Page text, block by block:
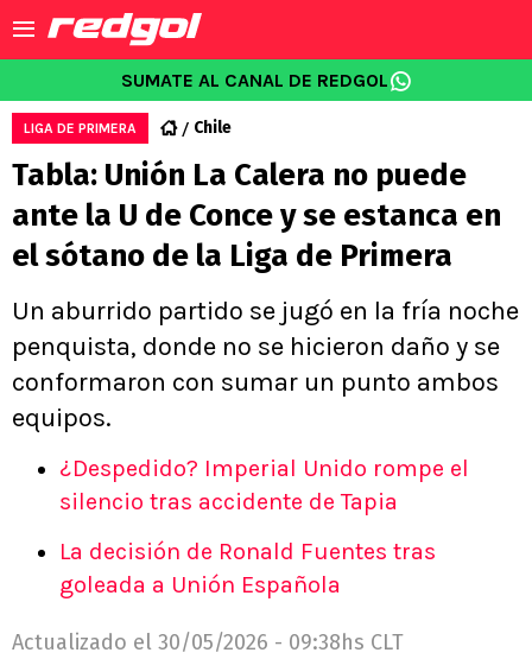
SUMATE AL CANAL DE REDGOL
LIGA DE PRIMERA Chile
Tabla: Unión La Calera no puede
ante la U de Conce y se estanca en
el sótano de la Liga de Primera
Un aburrido partido se jugó en la fría noche
penquista, donde no se hicieron daño y se
conformaron con sumar un punto ambos
equipos.
¿Despedido? Imperial Unido rompe el
silencio tras accidente de Tapia
La decisión de Ronald Fuentes tras
goleada a Unión Española
Actualizado el 30/05/2026 - 09:38hs CLT